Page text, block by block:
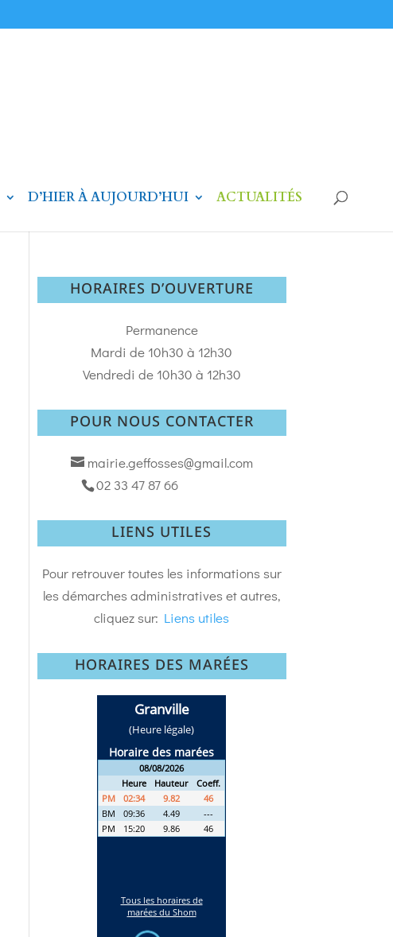
D’HIER À AUJOURD’HUI ACTUALITÉS
HORAIRES D’OUVERTURE
Permanence
Mardi de 10h30 à 12h30
Vendredi de 10h30 à 12h30
POUR NOUS CONTACTER
mairie.geffosses@gmail.com
02 33 47 87 66
LIENS UTILES
Pour retrouver toutes les informations sur
les démarches administratives et autres,
cliquez sur: Liens utiles
HORAIRES DES MARÉES